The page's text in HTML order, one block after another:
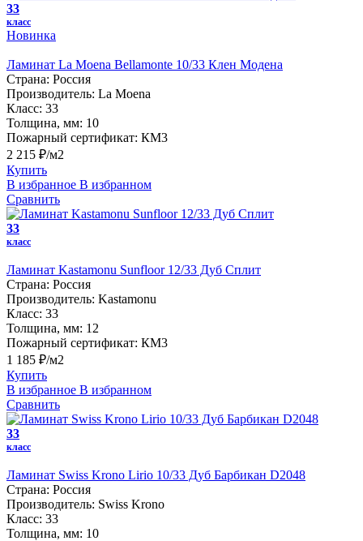
33
класс
Новинка
Ламинат La Moena Bellamonte 10/33 Клен Модена
Страна: Россия
Производитель: La Moena
Класс: 33
Толщина, мм: 10
Пожарный сертификат: КМ3
2 215 ₽/м2
Купить
В избранное В избранном
Сравнить
33
класс
Ламинат Kastamonu Sunfloor 12/33 Дуб Сплит
Страна: Россия
Производитель: Kastamonu
Класс: 33
Толщина, мм: 12
Пожарный сертификат: КМ3
1 185 ₽/м2
Купить
В избранное В избранном
Сравнить
33
класс
Ламинат Swiss Krono Lirio 10/33 Дуб Барбикан D2048
Страна: Россия
Производитель: Swiss Krono
Класс: 33
Толщина, мм: 10